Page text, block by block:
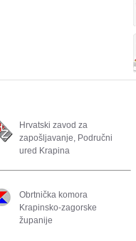
Hrvatski zavod za
zapošljavanje, Područni
ured Krapina
Obrtnička komora
Krapinsko-zagorske
županije